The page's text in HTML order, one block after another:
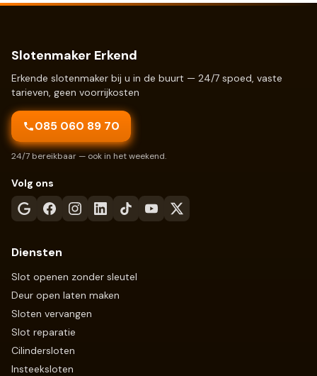
Slotenmaker Erkend
Erkende slotenmaker bij u in de buurt — 24/7 spoed, vaste
tarieven, geen voorrijkosten
085 060 89 70
24/7 bereikbaar — ook in het weekend.
Volg ons
Diensten
Slot openen zonder sleutel
Deur open laten maken
Sloten vervangen
Slot reparatie
Cilindersloten
Insteeksloten